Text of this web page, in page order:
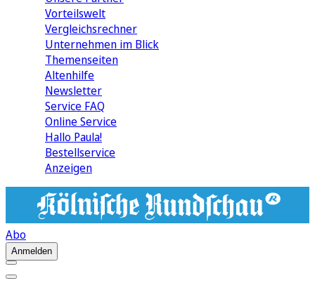
Vorteilswelt
Vergleichsrechner
Unternehmen im Blick
Themenseiten
Altenhilfe
Newsletter
Service FAQ
Online Service
Hallo Paula!
Bestellservice
Anzeigen
Abo
Anmelden